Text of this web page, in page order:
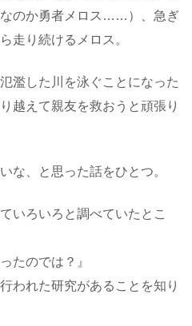
のか勇者メロス……）、急ぎ
走り続けるメロス。
濫した川を泳ぐことになった
越えて親友を救おうと頑張り
な、と思った話をひとつ。
いろいろと調べていたとこ
たのでは？』
われた研究があることを知り